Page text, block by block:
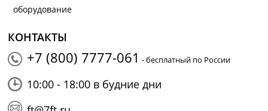
оборудование
КОНТАКТЫ
+7 (800) 7777-061 - бесплатный по России
10:00 - 18:00 в будние дни